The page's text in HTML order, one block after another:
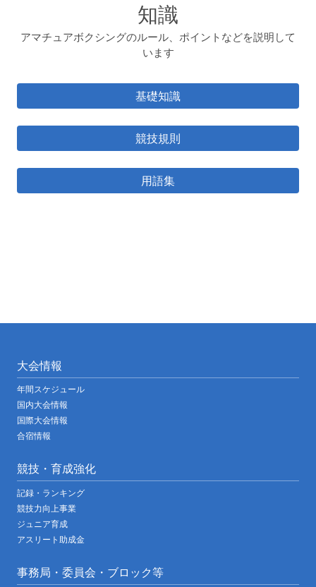
知識
アマチュアボクシングのルール、ポイントなどを説明して
います
基礎知識
競技規則
用語集
大会情報
年間スケジュール
国内大会情報
国際大会情報
合宿情報
競技・育成強化
記録・ランキング
競技力向上事業
ジュニア育成
アスリート助成金
事務局・委員会・ブロック等